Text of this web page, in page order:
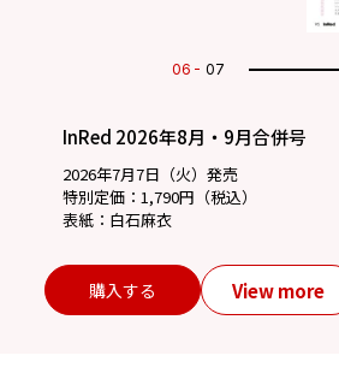
07 07
InRed 2026年8月・9月合併号
2026年7月7日（火）発売
特別定価：1,790円（税込）
表紙：白石麻衣
購入する View more